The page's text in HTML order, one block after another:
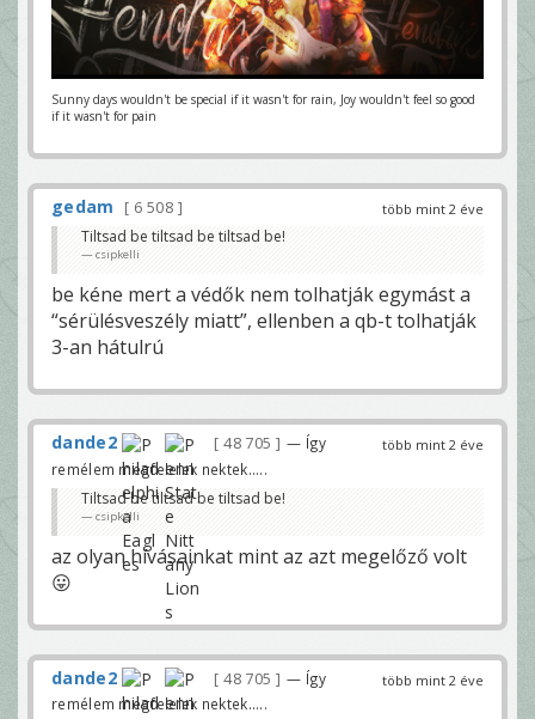
Sunny days wouldn't be special if it wasn't for rain, Joy wouldn't feel so good
if it wasn't for pain
több mint 2 éve
gedam
6 508
Tiltsad be tiltsad be tiltsad be!
csipkelli
be kéne mert a védők nem tolhatják egymást a
“sérülésveszély miatt”, ellenben a qb-t tolhatják
3-an hátulrú
több mint 2 éve
dande2 48 705
— Így
remélem megfelelek nektek.....
Tiltsad be tiltsad be tiltsad be!
csipkelli
az olyan hívásainkat mint az azt megelőző volt
😛
több mint 2 éve
dande2 48 705
— Így
remélem megfelelek nektek.....